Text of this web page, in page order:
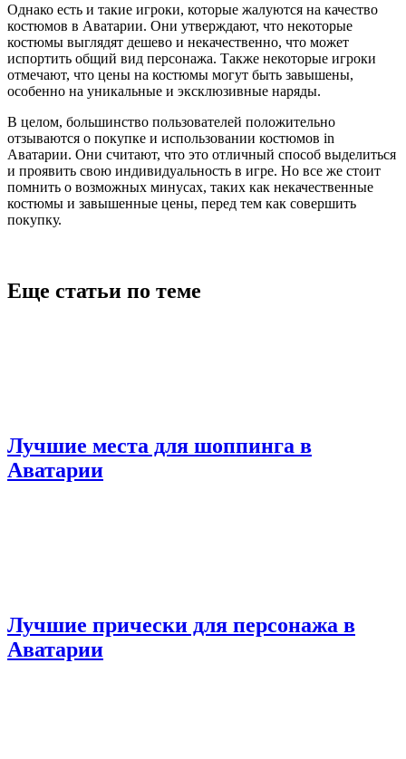
Однако есть и такие игроки, которые жалуются на качество
костюмов в Аватарии. Они утверждают, что некоторые
костюмы выглядят дешево и некачественно, что может
испортить общий вид персонажа. Также некоторые игроки
отмечают, что цены на костюмы могут быть завышены,
особенно на уникальные и эксклюзивные наряды.
В целом, большинство пользователей положительно
отзываются о покупке и использовании костюмов in
Аватарии. Они считают, что это отличный способ выделиться
и проявить свою индивидуальность в игре. Но все же стоит
помнить о возможных минусах, таких как некачественные
костюмы и завышенные цены, перед тем как совершить
покупку.
Еще статьи по теме
Лучшие места для шоппинга в
Аватарии
Лучшие прически для персонажа в
Аватарии